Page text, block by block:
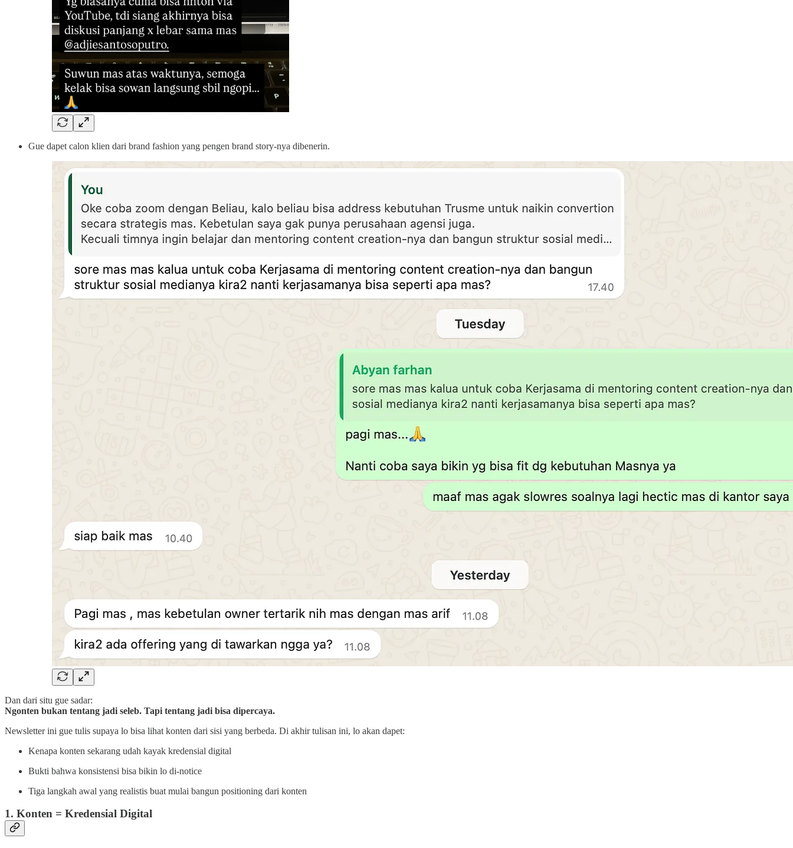
Gue dapet calon klien dari brand fashion yang pengen brand story-nya dibenerin.
Dan dari situ gue sadar:
Ngonten bukan tentang jadi seleb. Tapi tentang jadi bisa dipercaya.
Newsletter ini gue tulis supaya lo bisa lihat konten dari sisi yang berbeda. Di akhir tulisan ini, lo akan dapet:
Kenapa konten sekarang udah kayak kredensial digital
Bukti bahwa konsistensi bisa bikin lo di-notice
Tiga langkah awal yang realistis buat mulai bangun positioning dari konten
1. Konten = Kredensial Digital